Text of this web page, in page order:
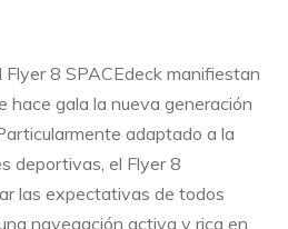
Flyer 8 SPACEdeck manifiestan
hace gala la nueva generación
adaptado a la
deportivas, el Flyer 8
las expectativas de todos
navegación activa y rica en